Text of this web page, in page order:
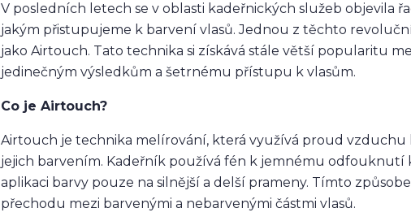
V posledních letech se v oblasti kadeřnických služeb objevila
jakým přistupujeme k barvení vlasů. Jednou z těchto
jako Airtouch. Tato technika si získává stále větší popularitu
jedinečným výsledkům a šetrnému přístupu k vlasům.
Co je Airtouch?
Airtouch je technika melírování, která využívá proud
jejich barvením. Kadeřník používá fén k jemnému odfouknutí
aplikaci barvy pouze na silnější a delší prameny. Tímto
přechodu mezi barvenými a nebarvenými částmi vlasů.